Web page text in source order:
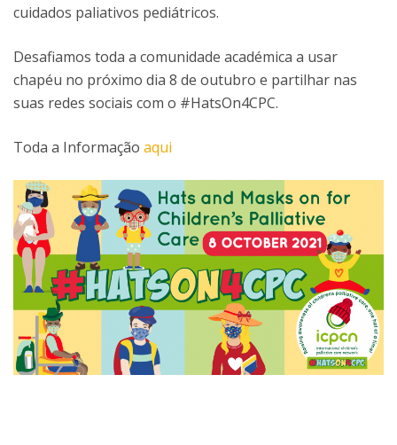
cuidados paliativos pediátricos.
Desafiamos toda a comunidade académica a usar
chapéu no próximo dia 8 de outubro e partilhar nas
suas redes sociais com o #HatsOn4CPC.
Toda a Informação aqui